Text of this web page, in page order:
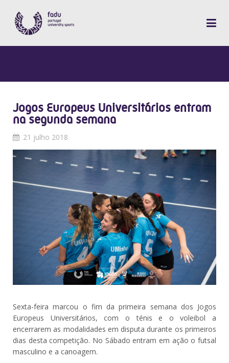
Jogos Europeus Universitários entram
na segunda semana
21 julho 2018
Sexta-feira marcou o fim da primeira semana dos Jogos
Europeus Universitários, com o ténis e o voleibol a
encerrarem as modalidades em disputa durante os primeiros
dias desta competição. No Sábado entram em ação o futsal
masculino e a canoagem.